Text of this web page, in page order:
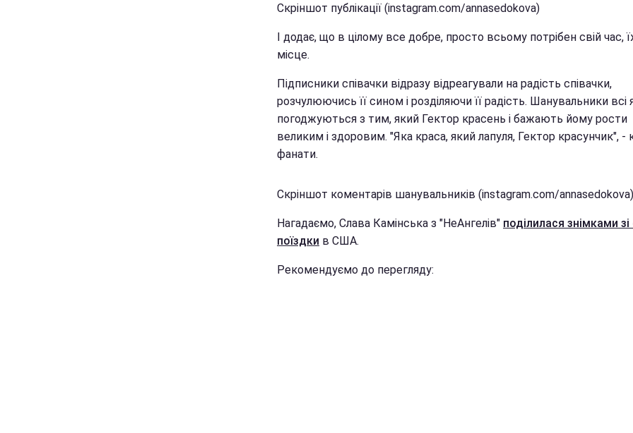
Скріншот публікації (instagram.com/annasedokova)
І додає, що в цілому все добре, просто всьому потрібен свій час,
місце.
Підписники співачки відразу відреагували на радість співачки,
розчулюючись її сином і розділяючи її радість. Шанувальники всі
погоджуються з тим, який Гектор красень і бажають йому рости
великим і здоровим. "Яка краса, який лапуля, Гектор красунчик", -
фанати.
Скріншот коментарів шанувальників (instagram.com/annasedokova)
Нагадаємо, Слава Камінська з "НеАнгелів" поділилася знімками зі
поїздки в США.
Рекомендуємо до перегляду: